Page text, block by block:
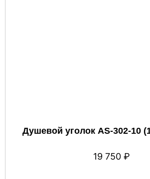
Душевой уголок AS-302-10
19 750 ₽